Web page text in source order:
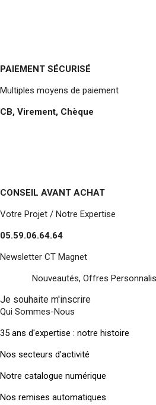
PAIEMENT SÉCURISÉ
Multiples moyens de paiement
CB, Virement, Chèque
CONSEIL AVANT ACHAT
Votre Projet / Notre Expertise
05.59.06.64.64
Newsletter CT Magnet
Nouveautés, Offres
Je souhaite m'inscrire
Qui Sommes-Nous
35 ans d'expertise : notre histoire
Nos secteurs d'activité
Notre catalogue numérique
Nos remises automatiques